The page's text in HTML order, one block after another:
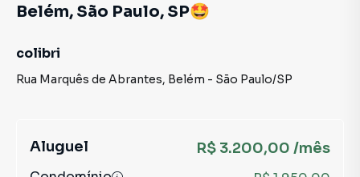
Belém, São Paulo, SP🤩
colibri
Rua Marquês de Abrantes, Belém - São Paulo/SP
Aluguel R$ 3.200,00 /mês